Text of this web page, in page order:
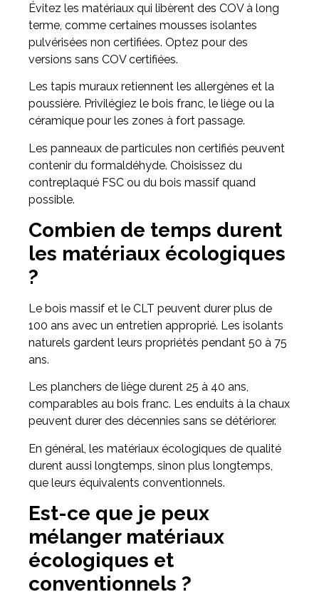
Évitez les matériaux qui libèrent des COV à long
terme, comme certaines mousses isolantes
pulvérisées non certifiées. Optez pour des
versions sans COV certifiées.
Les tapis muraux retiennent les allergènes et la
poussière. Privilégiez le bois franc, le liège ou la
céramique pour les zones à fort passage.
Les panneaux de particules non certifiés peuvent
contenir du formaldéhyde. Choisissez du
contreplaqué FSC ou du bois massif quand
possible.
Combien de temps durent
les matériaux écologiques
?
Le bois massif et le CLT peuvent durer plus de
100 ans avec un entretien approprié. Les isolants
naturels gardent leurs propriétés pendant 50 à 75
ans.
Les planchers de liège durent 25 à 40 ans,
comparables au bois franc. Les enduits à la chaux
peuvent durer des décennies sans se détériorer.
En général, les matériaux écologiques de qualité
durent aussi longtemps, sinon plus longtemps,
que leurs équivalents conventionnels.
Est-ce que je peux
mélanger matériaux
écologiques et
conventionnels ?